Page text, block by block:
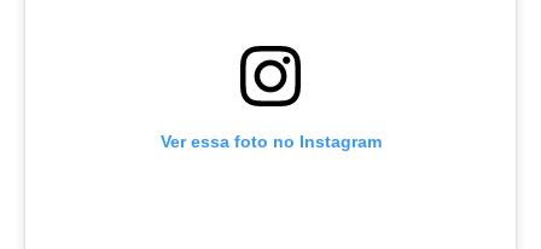
Ver essa foto no Instagram